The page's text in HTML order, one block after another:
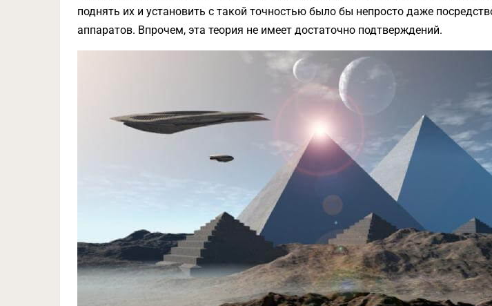
поднять их и установить с такой точностью было бы непросто даже
аппаратов. Впрочем, эта теория не имеет достаточно подтверждений.